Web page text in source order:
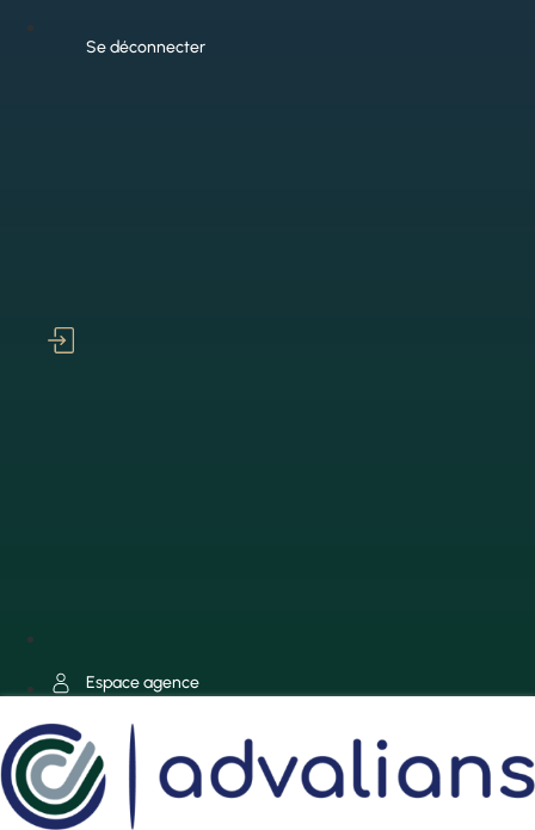
Se déconnecter
Espace agence